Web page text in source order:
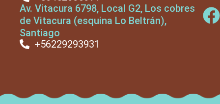
Av. Vitacura 6798, Local G2, Los cobres
de Vitacura (esquina Lo Beltrán),
Santiago
+56229293931